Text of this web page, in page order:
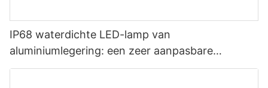
IP68 waterdichte LED-lamp van
aluminiumlegering: een zeer aanpasbare
autoverlichtingsoplossing.